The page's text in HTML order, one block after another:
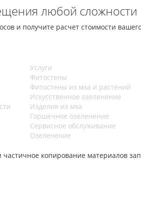
любой сложности
и получите расчет стоимости
Услуги
Фитостены
Фитостены из мха и растений
Искусственное озеленение
Изделия из мха
Горшечное озеленение
Сервисное обслуживание
Озеленение
копирование материалов